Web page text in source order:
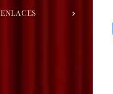
ENLACES